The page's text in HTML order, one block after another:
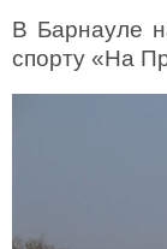
В Барнауле
спорту «На